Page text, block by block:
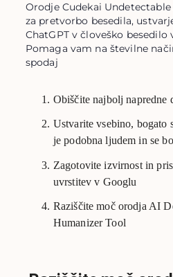
Orodje Cudekai
za pretvorbo besedila,
ChatGPT v človeško besedilo
Pomaga vam na številne
spodaj
Obiščite najbolj napredne
Ustvarite vsebino, bogato
je podobna ljudem in se
Zagotovite izvirnost in
uvrstitev v Googlu
Raziščite moč orodja AI
Humanizer Tool